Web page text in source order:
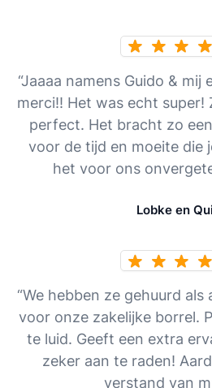
“Jaaaa namens Guido &
merci!! Het was echt
perfect. Het bracht zo
voor de tijd en moeite die
het voor ons
Lobke en
“We hebben ze gehuurd
voor onze zakelijke borrel.
te luid. Geeft een extra
zeker aan te raden!
verstand van